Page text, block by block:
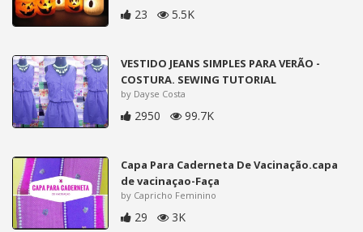
23 5.5K
VESTIDO JEANS SIMPLES PARA VERÃO -
COSTURA. SEWING TUTORIAL
by Dayse Costa
2950 99.7K
Capa Para Caderneta De Vacinação.capa
de vacinaçao-Faça
by Capricho Feminino
29 3K